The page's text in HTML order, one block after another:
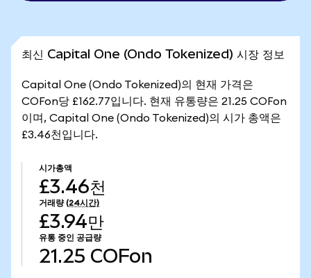
최신 Capital One (Ondo Tokenized) 시장 정보
Capital One (Ondo Tokenized)의 현재 가격은
COFon당 £162.77입니다. 현재 유통량은 21.25 COFon
이며, Capital One (Ondo Tokenized)의 시가 총액은
£3.46천입니다.
시가총액
£3.46천
거래량 (24시간)
£3.94만
유통 중인 공급량
21.25 COFon